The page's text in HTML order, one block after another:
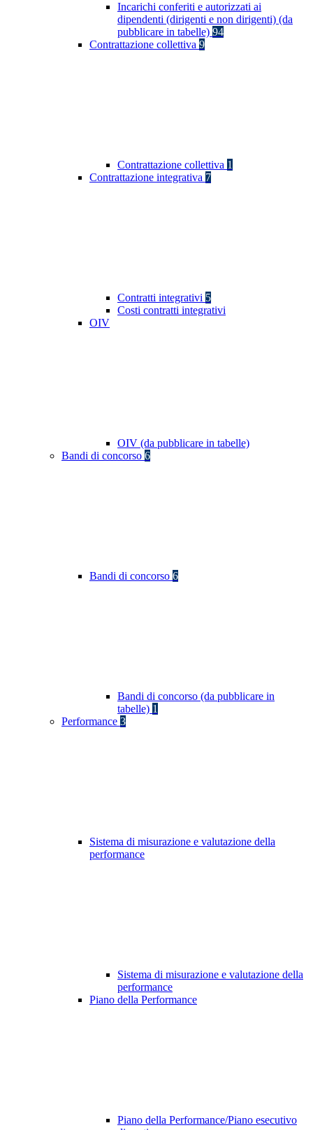
Incarichi conferiti e autorizzati ai
dipendenti (dirigenti e non dirigenti) (da
pubblicare in tabelle) 94
Contrattazione collettiva 9
Contrattazione collettiva 1
Contrattazione integrativa 7
Contratti integrativi 5
Costi contratti integrativi
OIV
OIV (da pubblicare in tabelle)
Bandi di concorso 6
Bandi di concorso 6
Bandi di concorso (da pubblicare in
tabelle) 1
Performance 3
Sistema di misurazione e valutazione della
performance
Sistema di misurazione e valutazione della
performance
Piano della Performance
Piano della Performance/Piano esecutivo